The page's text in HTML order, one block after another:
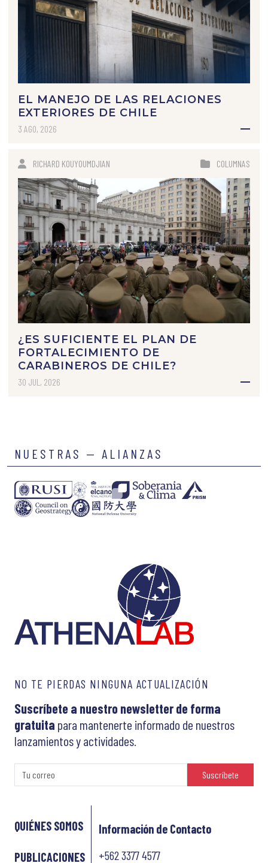
EL MANEJO DE LAS RELACIONES
EXTERIORES DE CHILE
3 AGO, 2026
RICHARD KOUYOUMDJIAN COLUMNAS
¿ES SUFICIENTE EL PLAN DE
FORTALECIMIENTO DE
CARABINEROS DE CHILE?
30 JUL, 2026
NUESTRAS — ALIANZAS
NO TE PIERDAS NINGUNA ACTUALIZACIÓN
Suscríbete a nuestro newsletter de forma
gratuita para mantenerte informado de nuestros
lanzamientos y actividades.
Suscríbete
QUIÉNES SOMOS
PUBLICACIONES
Información de Contacto
+562 3377 4577